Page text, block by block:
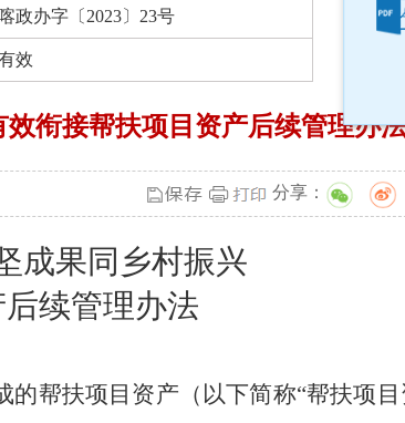
喀政办字〔2023〕23号
效
衔接帮扶项目资产后续管理办
分享：
成果同乡村振兴
续管理办法
的帮扶项目资产（以下简称“帮扶项